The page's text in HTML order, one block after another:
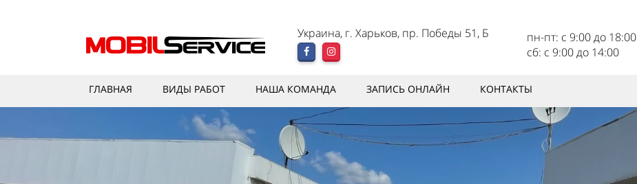
Украина, г. Харьков, пр. Победы 51, Б
пн-пт: с 9:00 до 18:00
сб: с 9:00 до 14:00
ГЛАВНАЯ ВИДЫ РАБОТ НАША КОМАНДА ЗАПИСЬ ОНЛАЙН КОНТАКТЫ